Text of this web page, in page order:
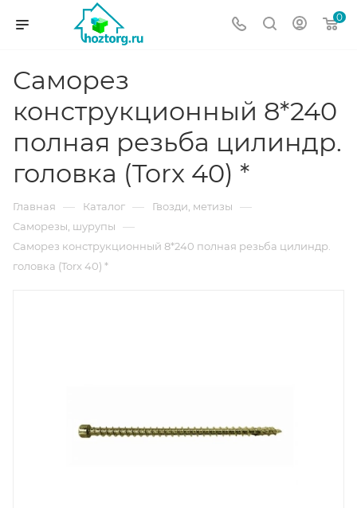
0
Саморез
конструкционный 8*240
полная резьба цилиндр.
головка (Torx 40) *
Главная — Каталог — Гвозди, метизы —
Саморезы, шурупы —
Саморез конструкционный 8*240 полная резьба цилиндр.
головка (Torx 40) *